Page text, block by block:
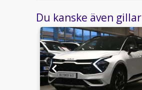
Du kanske även gillar